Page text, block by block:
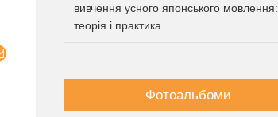
Email
вивчення усного японського мовлення:
теорія і практика
Фотоальбоми